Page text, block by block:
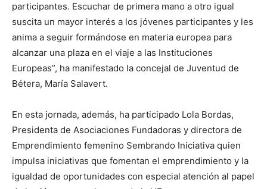
participantes. Escuchar de primera mano a otro igual
suscita un mayor interés a los jóvenes participantes y les
anima a seguir formándose en materia europea para
alcanzar una plaza en el viaje a las Instituciones
Europeas”, ha manifestado la concejal de Juventud de
Bétera, María Salavert.
En esta jornada, además, ha participado Lola Bordas,
Presidenta de Asociaciones Fundadoras y directora de
Emprendimiento femenino Sembrando Iniciativa quien
impulsa iniciativas que fomentan el emprendimiento y la
igualdad de oportunidades con especial atención al papel